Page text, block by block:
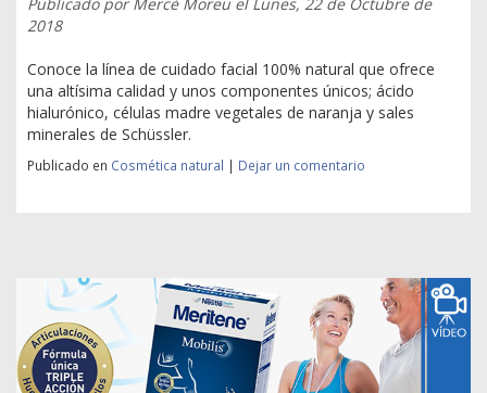
2018
Conoce la línea de cuidado facial 100% natural que ofrece
una altísima calidad y unos componentes únicos; ácido
hialurónico, células madre vegetales de naranja y sales
minerales de Schüssler.
Publicado en Cosmética natural | Dejar un comentario